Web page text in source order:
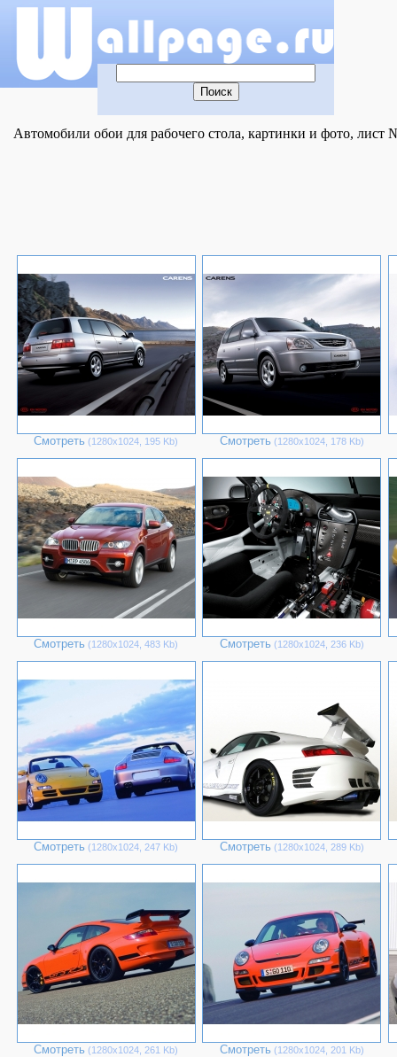
Автомобили обои для рабочего стола, картинки и фото, лист
Смотреть (1280х1024, 195 Kb) Смотреть (1280х1024, 178 Kb)
Смотреть (1280х1024, 483 Kb) Смотреть (1280х1024, 236 Kb)
Смотреть (1280х1024, 247 Kb) Смотреть (1280х1024, 289 Kb)
Смотреть (1280х1024, 261 Kb) Смотреть (1280х1024, 201 Kb)